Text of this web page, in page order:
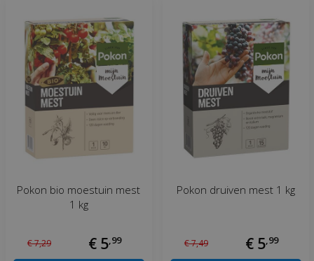
Pokon bio moestuin mest
1 kg
€7,29 € 5 99
Pokon druiven mest 1 kg
€7,49 € 5 99